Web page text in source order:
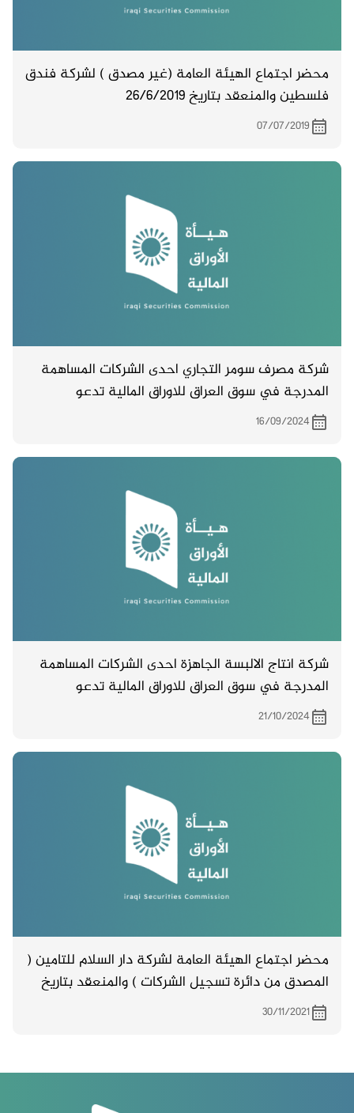
محضر اجتماع الهيئة العامة (غير مصدق ) لشركة فندق
فلسطين والمنعقد بتاريخ 26/6/2019
07/07/2019
شركة مصرف سومر التجاري احدى الشركات المساهمة
المدرجة في سوق العراق للاوراق المالية تدعو
مساهميها لحضور اجتماع الهيئة العامة والمزمع
صباحاً في بغداد بناية المصرف في شارع خالد بن
16/09/2024
شركة انتاج الالبسة الجاهزة احدى الشركات المساهمة
المدرجة في سوق العراق للاوراق المالية تدعو
مساهميها لحضور اجتماع الهيئة العامة والمزمع
) في قاعة المصرف العراقي الاسلامي للاستثمار
21/10/2024
محضر اجتماع الهيئة العامة لشركة دار السلام للتامين (
المصدق من دائرة تسجيل الشركات ) والمنعقد بتاريخ
7/10/2021
30/11/2021